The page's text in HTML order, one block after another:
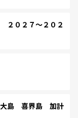
０２７～２０２
島 喜界島 加計